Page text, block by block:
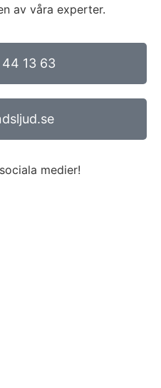
av våra experter.
13 63
medier!